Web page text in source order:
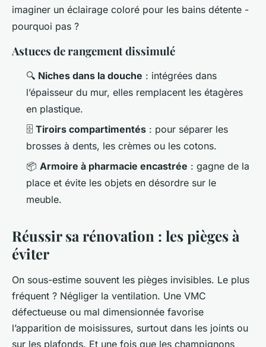
imaginer un éclairage coloré pour les bains détente -
pourquoi pas ?
Astuces de rangement dissimulé
🔍 Niches dans la douche : intégrées dans
l’épaisseur du mur, elles remplacent les étagères
en plastique.
🗄️ Tiroirs compartimentés : pour séparer les
brosses à dents, les crèmes ou les cotons.
📦 Armoire à pharmacie encastrée : gagne de la
place et évite les objets en désordre sur le
meuble.
Réussir sa rénovation : les pièges à
éviter
On sous-estime souvent les pièges invisibles. Le plus
fréquent ? Négliger la ventilation. Une VMC
défectueuse ou mal dimensionnée favorise
l’apparition de moisissures, surtout dans les joints ou
sur les plafonds. Et une fois que les champignons